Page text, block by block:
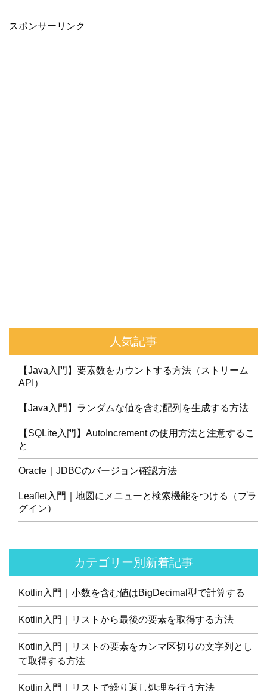
スポンサーリンク
人気記事
【Java入門】要素数をカウントする方法（ストリーム
API）
【Java入門】ランダムな値を含む配列を生成する方法
【SQLite入門】AutoIncrement の使用方法と注意するこ
と
Oracle｜JDBCのバージョン確認方法
Leaflet入門｜地図にメニューと検索機能をつける（プラ
グイン）
カテゴリー別新着記事
Kotlin入門｜小数を含む値はBigDecimal型で計算する
Kotlin入門｜リストから最後の要素を取得する方法
Kotlin入門｜リストの要素をカンマ区切りの文字列とし
て取得する方法
Kotlin入門｜リストで繰り返し処理を行う方法